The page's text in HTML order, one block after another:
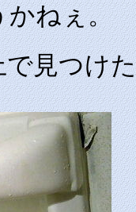
かねぇ。
見つけ